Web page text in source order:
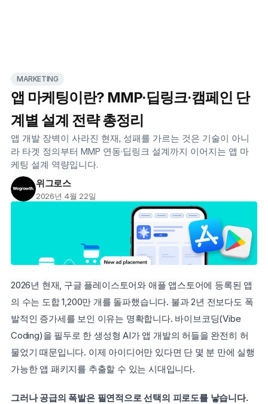
MARKETING
앱 마케팅이란? MMP·딥링크·캠페인 단
계별 설계 전략 총정리
앱 개발 장벽이 사라진 현재, 성패를 가르는 것은 기술이 아니
라 타겟 정의부터 MMP 연동·딥링크 설계까지 이어지는 앱 마
케팅 설계 역량입니다.
위그로스
2026년 4월 22일
2026년 현재, 구글 플레이스토어와 애플 앱스토어에 등록된 앱
의 수는 도합 1,200만 개를 돌파했습니다. 불과 2년 전보다도 폭
발적인 증가세를 보인 이유는 명확합니다. 바이브코딩(Vibe
Coding)을 필두로 한 생성형 AI가 앱 개발의 허들을 완전히 허
물었기 때문입니다. 이제 아이디어만 있다면 단 몇 분 만에 실행
가능한 앱 패키지를 추출할 수 있는 시대입니다.
그러나 공급의 폭발은 필연적으로 선택의 피로도를 낳습니다.